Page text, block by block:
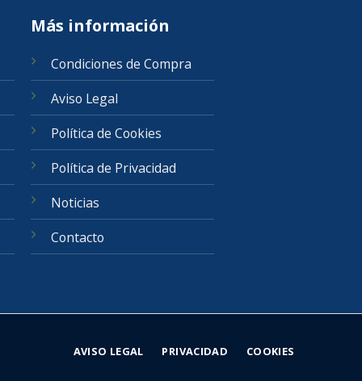
Más información
Condiciones de Compra
Aviso Legal
Política de Cookies
Política de Privacidad
Noticias
Contacto
AVISO LEGAL PRIVACIDAD COOKIES